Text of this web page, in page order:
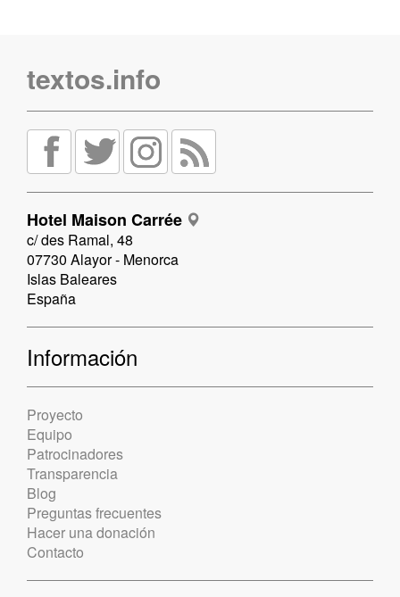
textos.info
Hotel Maison Carrée
c/ des Ramal, 48
07730 Alayor - Menorca
Islas Baleares
España
Información
Proyecto
Equipo
Patrocinadores
Transparencia
Blog
Preguntas frecuentes
Hacer una donación
Contacto